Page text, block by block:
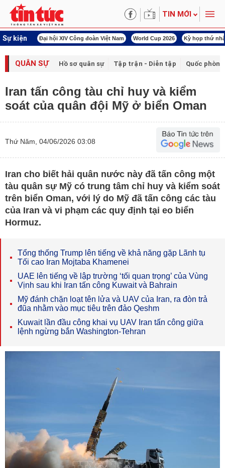
TIN MỚI
Sự kiện
ngày đêm Đại hội XIV Công đoàn Việt Nam World Cup 2026 Kỳ họp thứ
QUÂN SỰ Hồ sơ quân sự Tập trận - Diễn tập Quốc phòng
Iran tấn công tàu chỉ huy và kiểm
soát của quân đội Mỹ ở biển Oman
Thứ Năm, 04/06/2026 03:08
Iran cho biết hải quân nước này đã tấn công một
tàu quân sự Mỹ có trung tâm chỉ huy và kiểm soát
trên biển Oman, với lý do Mỹ đã tấn công các tàu
của Iran và vi phạm các quy định tại eo biển
Hormuz.
Tổng thống Trump lên tiếng về khả năng gặp Lãnh tụ
Tối cao Iran Mojtaba Khamenei
UAE lên tiếng về lập trường ‘tối quan trọng’ của Vùng
Vịnh sau khi Iran tấn công Kuwait và Bahrain
Mỹ đánh chặn loạt tên lửa và UAV của Iran, ra đòn trả
đũa nhằm vào mục tiêu trên đảo Qeshm
Kuwait lần đầu công khai vụ UAV Iran tấn công giữa
lệnh ngừng bắn Washington-Tehran